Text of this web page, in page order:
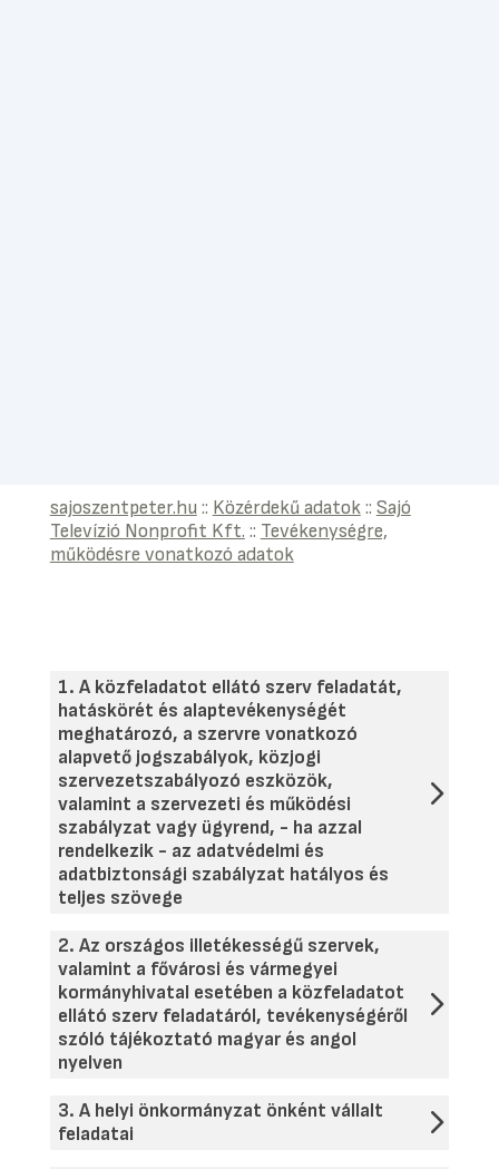
sajoszentpeter.hu:: Közérdekű adatok:: Sajó
Televízió Nonprofit Kft. :: Tevékenységre,
működésre vonatkozó adatok
1. A közfeladatot ellátó szerv feladatát,
hatáskörét és alaptevékenységét
meghatározó, a szervre vonatkozó
alapvető jogszabályok, közjogi
szervezetszabályozó eszközök,
valamint a szervezeti és működési
szabályzat vagy ügyrend, - ha azzal
rendelkezik - az adatvédelmi és
adatbiztonsági szabályzat hatályos és
teljes szövege
2. Az országos illetékességű szervek,
valamint a fővárosi és vármegyei
kormányhivatal esetében a közfeladatot
ellátó szerv feladatáról, tevékenységéről
szóló tájékoztató magyar és angol
nyelven
3. A helyi önkormányzat önként vállalt
feladatai